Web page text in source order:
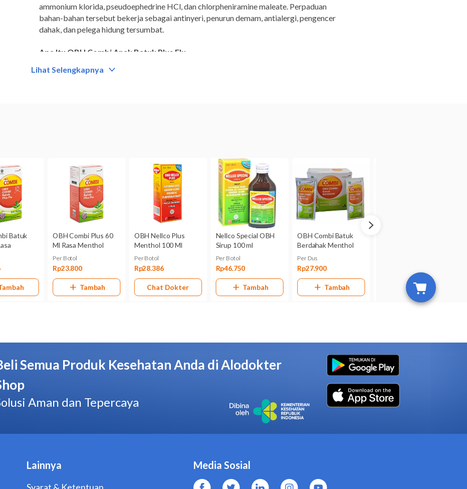
ammonium klorida, pseudoephedrine HCl, dan chlorpheniramine maleate. Perpaduan
bahan-bahan tersebut bekerja sebagai antinyeri, penurun demam, antialergi, pengencer
dahak, dan pelega hidung tersumbat.
Apa Itu OBH Combi Anak Batuk Plus Flu
Golongan
pseudoephedrine HCl 7,5 mg, chlorpheniramine maleate 1 mg
Dikonsumsi oleh
Anak-anak
OBH Combi Anak Batuk Plus Flu untuk Ibu Hamil dan Menyusui
Kategori N:Belum dikategorikan.
Produk ini khusus untuk anak-anak. OBH Combi Anak Batuk Plus Flu tidak dianjurkan
digunakan pada wanita hamil atau menyusui, kecuali atas petunjuk dokter.
Bentuk Obat
Sirup
Combiphar - Indonesia
obat batuk herbal ini.
Jangan memberikan OBH Combi Anak Batuk Plus Flu kepada anak-anak usia di bawah
2 tahun, kecuali atas petunjuk dokter.
Lihat Selengkapnya